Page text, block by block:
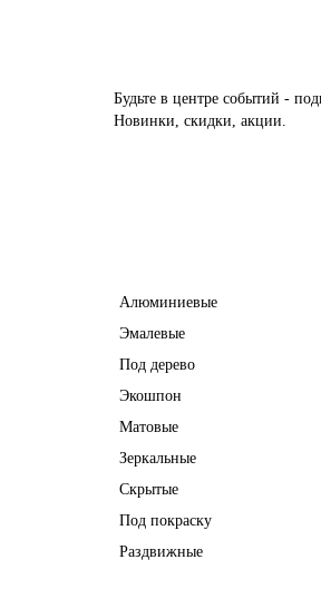
Будьте в центре событий -
Новинки, скидки, акции.
Алюминиевые
Эмалевые
Под дерево
Экошпон
Матовые
Зеркальные
Скрытые
Под покраску
Раздвижные